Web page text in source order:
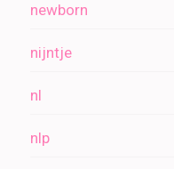
newborn
nijntje
nl
nlp